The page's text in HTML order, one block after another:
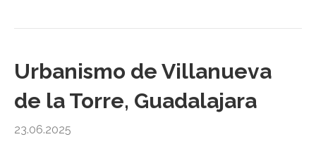
Urbanismo de Villanueva
de la Torre, Guadalajara
23.06.2025